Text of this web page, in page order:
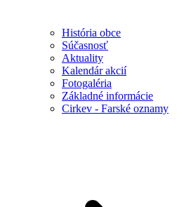
História obce
Súčasnosť
Aktuality
Kalendár akcií
Fotogaléria
Základné informácie
Cirkev - Farské oznamy